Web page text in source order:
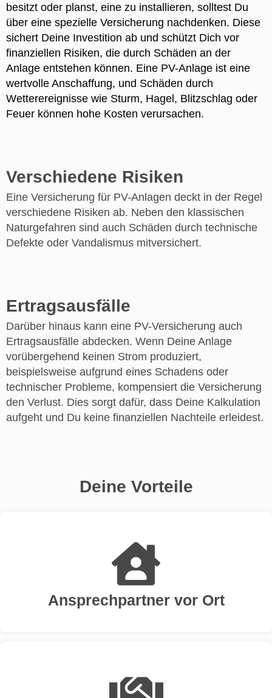
besitzt oder planst, eine zu installieren, solltest Du
über eine spezielle Versicherung nachdenken. Diese
sichert Deine Investition ab und schützt Dich vor
finanziellen Risiken, die durch Schäden an der
Anlage entstehen können. Eine PV-Anlage ist eine
wertvolle Anschaffung, und Schäden durch
Wetterereignisse wie Sturm, Hagel, Blitzschlag oder
Feuer können hohe Kosten verursachen.
Verschiedene Risiken
Eine Versicherung für PV-Anlagen deckt in der Regel
verschiedene Risiken ab. Neben den klassischen
Naturgefahren sind auch Schäden durch technische
Defekte oder Vandalismus mitversichert.
Ertragsausfälle
Darüber hinaus kann eine PV-Versicherung auch
Ertragsausfälle abdecken. Wenn Deine Anlage
vorübergehend keinen Strom produziert,
beispielsweise aufgrund eines Schadens oder
technischer Probleme, kompensiert die Versicherung
den Verlust. Dies sorgt dafür, dass Deine Kalkulation
aufgeht und Du keine finanziellen Nachteile erleidest.
Deine Vorteile
Ansprechpartner vor Ort